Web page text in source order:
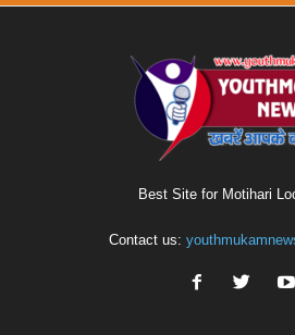
Best Site for Motihari
Contact us: